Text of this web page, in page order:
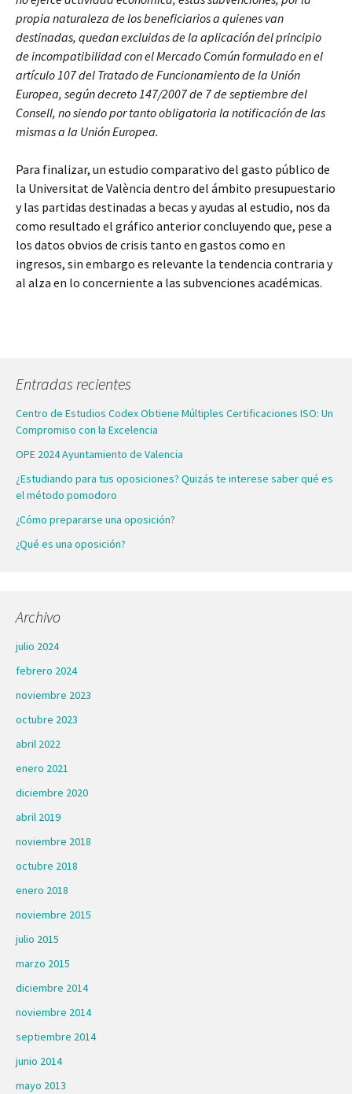
propia naturaleza de los beneficiarios a quienes van
destinadas, quedan excluidas de la aplicación del principio
de incompatibilidad con el Mercado Común formulado en el
artículo 107 del Tratado de Funcionamiento de la Unión
Europea, según decreto 147/2007 de 7 de septiembre del
Consell, no siendo por tanto obligatoria la notificación de las
mismas a la Unión Europea.
Para finalizar, un estudio comparativo del gasto público de
la Universitat de València dentro del ámbito presupuestario
y las partidas destinadas a becas y ayudas al estudio, nos da
como resultado el gráfico anterior concluyendo que, pese a
los datos obvios de crisis tanto en gastos como en
ingresos, sin embargo es relevante la tendencia contraria y
al alza en lo concerniente a las subvenciones académicas.
Entradas recientes
Centro de Estudios Codex Obtiene Múltiples Certificaciones ISO: Un
Compromiso con la Excelencia
OPE 2024 Ayuntamiento de Valencia
¿Estudiando para tus oposiciones? Quizás te interese saber qué es
el método pomodoro
¿Cómo prepararse una oposición?
¿Qué es una oposición?
Archivo
julio 2024
febrero 2024
noviembre 2023
octubre 2023
abril 2022
enero 2021
diciembre 2020
abril 2019
noviembre 2018
octubre 2018
enero 2018
noviembre 2015
julio 2015
marzo 2015
diciembre 2014
noviembre 2014
septiembre 2014
junio 2014
mayo 2013